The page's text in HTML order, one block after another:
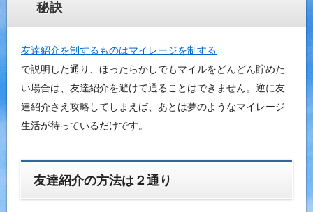
秘訣
友達紹介を制するものはマイレージを制する
で説明した通り、ほったらかしでもマイルをどんどん貯めた
い場合は、友達紹介を避けて通ることはできません。逆に友
達紹介さえ攻略してしまえば、あとは夢のようなマイレージ
生活が待っているだけです。
友達紹介の方法は２通り